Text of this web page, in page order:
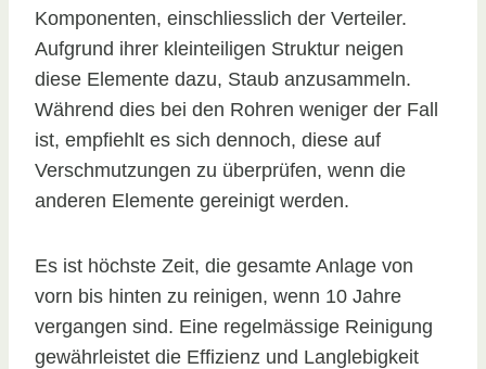
Komponenten, einschliesslich der Verteiler.
Aufgrund ihrer kleinteiligen Struktur neigen
diese Elemente dazu, Staub anzusammeln.
Während dies bei den Rohren weniger der Fall
ist, empfiehlt es sich dennoch, diese auf
Verschmutzungen zu überprüfen, wenn die
anderen Elemente gereinigt werden.
Es ist höchste Zeit, die gesamte Anlage von
vorn bis hinten zu reinigen, wenn 10 Jahre
vergangen sind. Eine regelmässige Reinigung
gewährleistet die Effizienz und Langlebigkeit